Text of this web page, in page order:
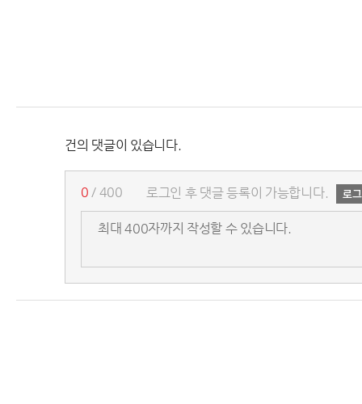
건의 댓글이 있습니다.
로그인 후 댓글 등록이 가능합니다.
0 / 400